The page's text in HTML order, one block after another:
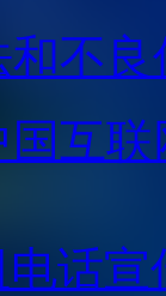
和不
国互
话宣